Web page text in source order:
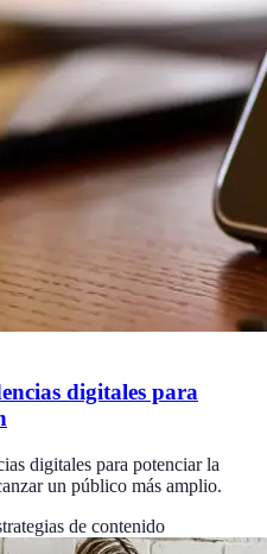
digitales para
digitales para potenciar la
un público más amplio.
de contenido